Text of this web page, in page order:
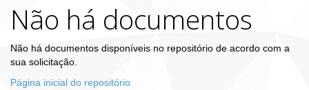
Não há documentos
Não há documentos disponíveis no repositório de acordo com a
sua solicitação.
Página inicial do repositório